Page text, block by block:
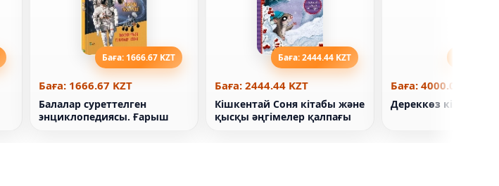
Баға: 1666.67 KZT
Баға: 1666.67 KZT
Балалар суреттелген
энциклопедиясы. Ғарыш
Баға: 2444.44 KZT
Баға: 2444.44 KZT
Кішкентай Соня кітабы және
қысқы әңгімелер қалпағы
Баға: 4000.00 KZT
Дереккөз кітабы.